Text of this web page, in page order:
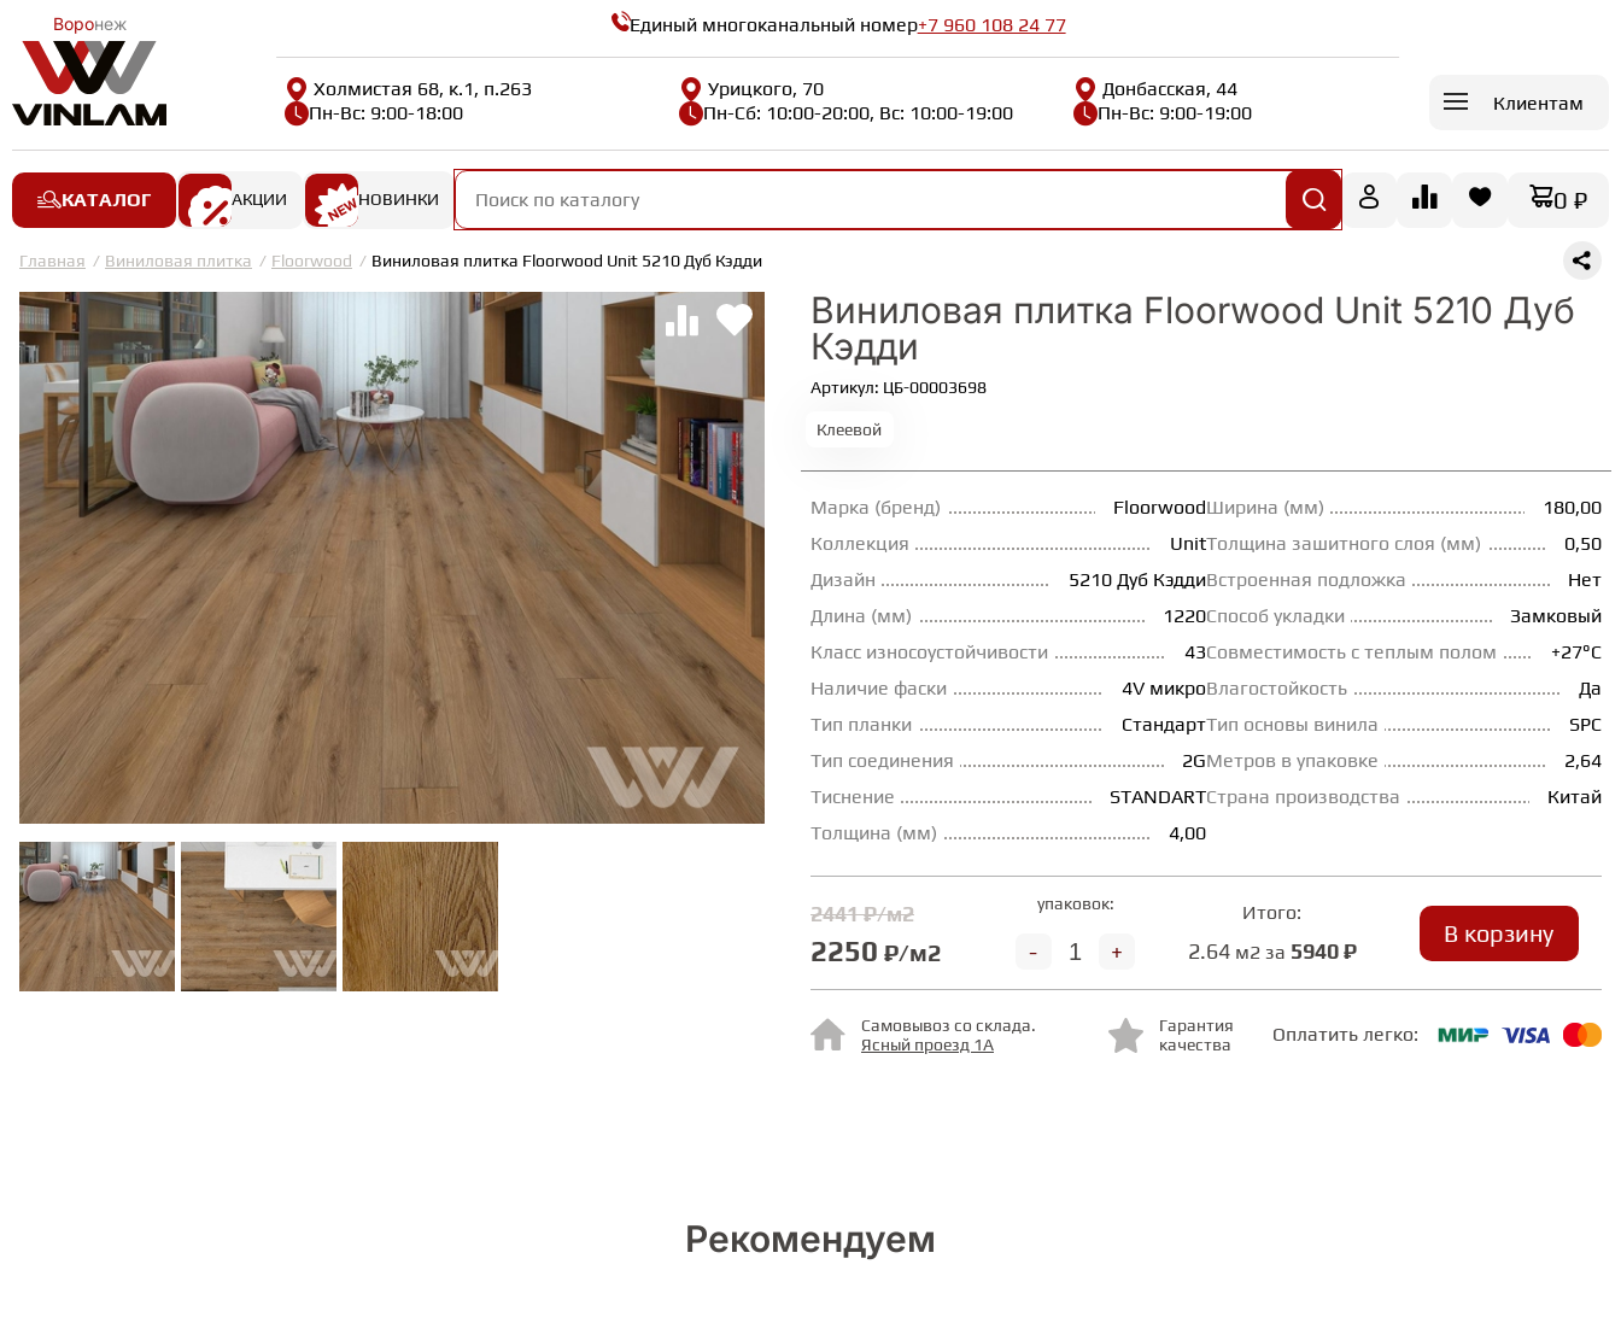
Воронеж Единый многоканальный номер+7 960 108 24 77
Холмистая 68, к.1, п.263
Пн-Вс: 9:00-18:00
Урицкого, 70
Пн-Сб: 10:00-20:00, Вс: 10:00-19:00
Донбасская, 44
Пн-Вс: 9:00-19:00
Клиентам
КАТАЛОГ АКЦИИ НОВИНКИ 0 ₽
Главная Виниловая плитка Floorwood Виниловая плитка Floorwood Unit 5210 Дуб Кэдди
Виниловая плитка Floorwood Unit 5210 Дуб
Кэдди
Артикул: ЦБ-00003698
Клеевой
Марка (бренд)
Floorwood
Коллекция
Unit
Дизайн
5210 Дуб Кэдди
Длина (мм)
1220
Класс износоустойчивости
43
Наличие фаски
4V микро
Тип планки
Стандарт
Тип соединения
2G
Тиснение
STANDART
Толщина (мм)
4,00
Ширина (мм)
180,00
Толщина зашитного слоя (мм)
0,50
Встроенная подложка
Нет
Способ укладки
Замковый
Совместимость с теплым полом
+27°С
Влагостойкость
Да
Тип основы винила
SPC
Метров в упаковке
2,64
Страна производства
Китай
2441 ₽/м2
2250 ₽/м2
упаковок:
+
-
Итого:
2.64м2 за 5940 ₽
В корзину
Самовывоз со склада.
Ясный проезд 1А
Гарантия
качества
Оплатить легко:
Рекомендуем